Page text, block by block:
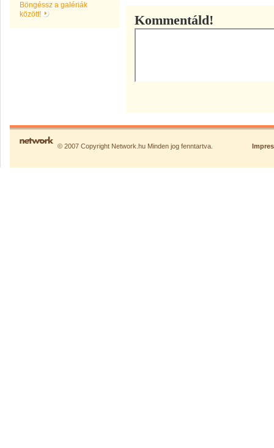
Böngéssz a galériák
között!
Kommentáld!
© 2007 Copyright Network.hu Minden jog fenntartva.